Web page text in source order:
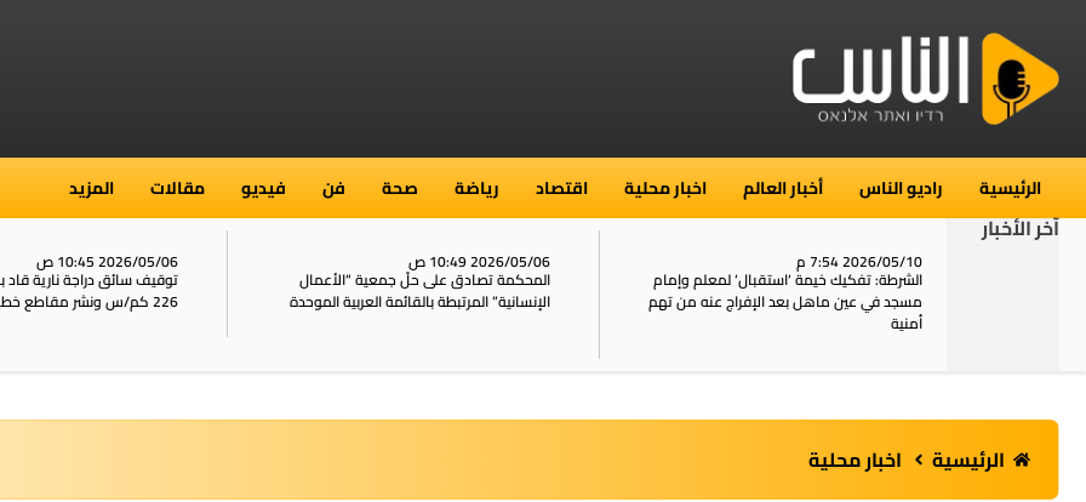
الرئيسية راديو الناس أخبار العالم اخبار محلية اقتصاد رياضة صحة فن فيديو مقالات المزيد
آخر الأخبار
2026/05/10 7:54 م
الشرطة: تفكيك خيمة ‘استقبال‘ لمعلم وإمام
مسجد في عين ماهل بعد الإفراج عنه من تهم
أمنية
2026/05/06 10:49 ص
المحكمة تصادق على حلّ جمعية “الأعمال
الإنسانية” المرتبطة بالقائمة العربية الموحدة
2026/05/06 10:45 ص
توقيف سائق دراجة نارية
226 كم/س ونشر مقاطع خطيرة على الشبكات
الرئيسية اخبار محلية